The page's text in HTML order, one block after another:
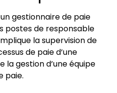
gestionnaire de paie
postes de responsable
la supervision de
de paie d’une
la gestion d’une équipe
paie.